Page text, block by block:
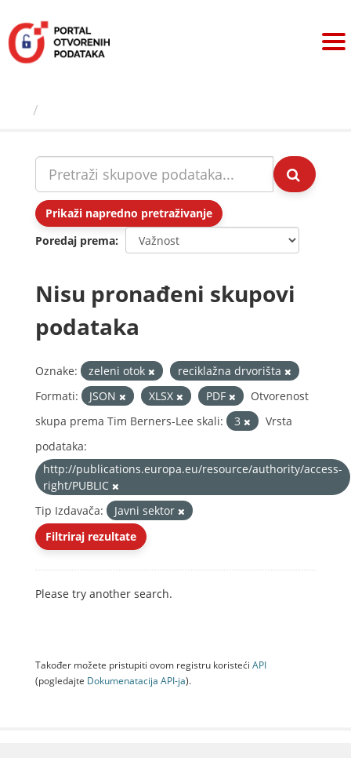
sadržaj
Prikaži napredno pretraživanje
Poredaj prema
Nisu pronađeni skupovi
podataka
Oznake: zeleni otok
reciklažna drvorišta
Formati:
JSON XLSX PDF
Otvorenost
skupa prema Tim Berners-Lee skali:
3
Vrsta
podataka:
http://publications.europa.eu/resource/authority/access-
right/PUBLIC
Tip Izdavača:
Javni sektor
Filtriraj rezultate
Please try another search.
Također možete pristupiti ovom registru koristeći API
(pogledajte Dokumenаtаcijа API-jа).